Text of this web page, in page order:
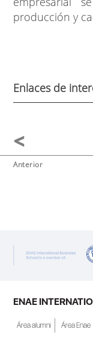
producción y
Enlaces de
Anterior
ENAE
Área alumni Área Enae